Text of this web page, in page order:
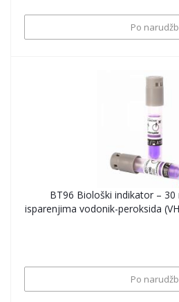
Po
BT96 Biološki indikator – 30
isparenjima vodonik-peroksida
Po